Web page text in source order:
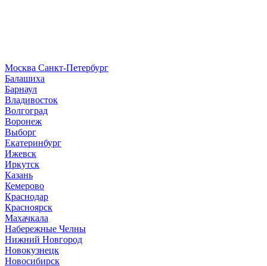
Москва Санкт-Петербург
Балашиха
Барнаул
Владивосток
Волгоград
Воронеж
Выборг
Екатеринбург
Ижевск
Иркутск
Казань
Кемерово
Краснодар
Красноярск
Махачкала
Набережные Челны
Нижний Новгород
Новокузнецк
Новосибирск